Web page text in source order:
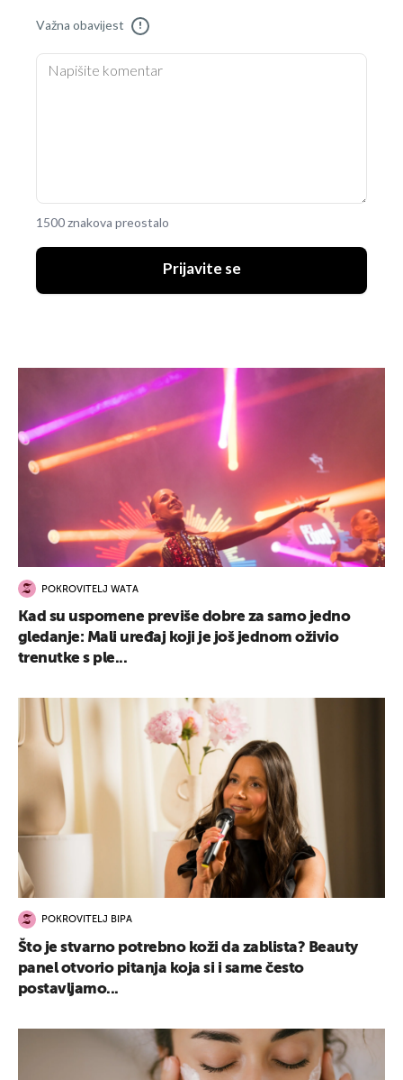
Važna obavijest !
1500 znakova preostalo
Prijavite se
POKROVITELJ WATA
Kad su uspomene previše dobre za samo jedno
gledanje: Mali uređaj koji je još jednom oživio
trenutke s ple...
POKROVITELJ BIPA
Što je stvarno potrebno koži da zablista? Beauty
panel otvorio pitanja koja si i same često
postavljamo...